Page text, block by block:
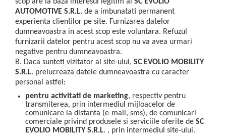
AUTOMOTIVE S.R.L. de a imbunatati permanent
experienta clientilor pe site. Furnizarea datelor
dumneavoastra in acest scop este voluntara. Refuzul
furnizarii datelor pentru acest scop nu va avea urmari
negative pentru dumneavoastra.
B. Daca sunteti vizitator al site-ului, SC EVOLIO MOBILITY
S.R.L. prelucreaza datele dumneavoastra cu caracter
personal astfel:
pentru activitati de marketing, respectiv pentru
transmiterea, prin intermediul mijloacelor de
comunicare la distanta (e-mail, sms), de comunicari
comerciale privind produsele si serviciile oferite de SC
EVOLIO MOBILITY S.R.L. , prin intermediul site-ului.